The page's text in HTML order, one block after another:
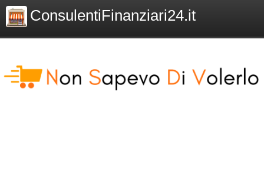
ConsulentiFinanziari24.it